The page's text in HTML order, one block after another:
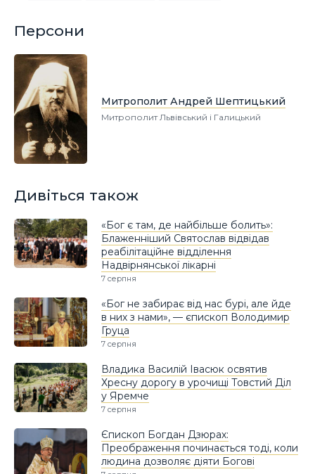
Персони
Митрополит Андрей Шептицький
Митрополит Львівський і Галицький
Дивіться також
«Бог є там, де найбільше болить»:
Блаженніший Святослав відвідав
реабілітаційне відділення
Надвірнянської лікарні
7 серпня
«Бог не забирає від нас бурі, але йде
в них з нами», — єпископ Володимир
Груца
7 серпня
Владика Василій Івасюк освятив
Хресну дорогу в урочищі Товстий Діл
у Яремче
7 серпня
Єпископ Богдан Дзюрах:
Преображення починається тоді, коли
людина дозволяє діяти Богові